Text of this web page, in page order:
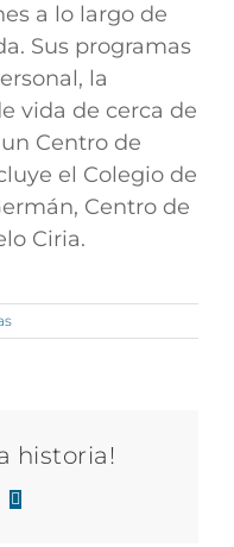
a lo largo de
Sus programas
la
vida de cerca de
Centro de
el Colegio de
Centro de
Ciria.
historia!
Correo